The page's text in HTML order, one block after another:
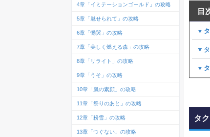
目
▼タ
▼タ
▼タ
タ
4章「イミテーションゴールド」の攻略
5章「魅せられて」の攻略
6章「慟哭」の攻略
7章「美しく燃える森」の攻略
8章「リライト」の攻略
9章「うそ」の攻略
10章「嵐の素顔」の攻略
11章「祭りのあと」の攻略
12章「粉雪」の攻略
13章「つぐない」の攻略